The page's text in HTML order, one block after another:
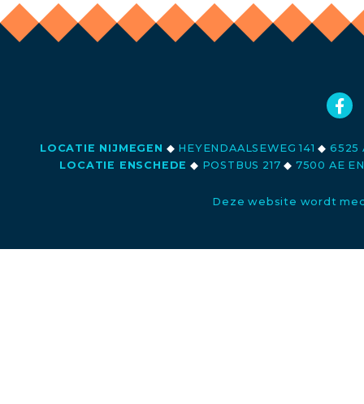
LOCATIE NIJMEGEN ◆ HEYENDAALSEWEG 141◆ 6525
LOCATIE ENSCHEDE ◆ POSTBUS 217◆ 7500 AE
Deze website wordt